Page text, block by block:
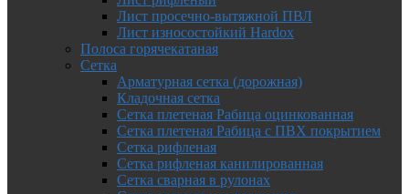
Лист просечно-вытяжной ПВЛ
Лист износостойкий Hardox
Полоса горячекатаная
Сетка
Арматурная сетка (дорожная)
Кладочная сетка
Сетка плетеная Рабица оцинкованная
Сетка плетеная Рабица с ПВХ покрытием
Сетка рифленая
Сетка рифленая канилированная
Сетка сварная в рулонах